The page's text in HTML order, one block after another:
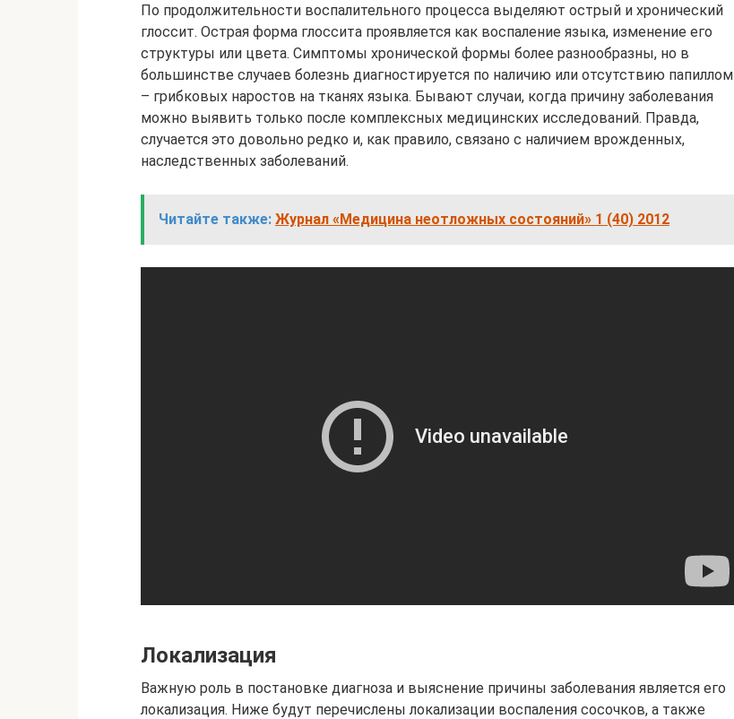
По продолжительности воспалительного процесса выделяют острый и хронический
глоссит. Острая форма глоссита проявляется как воспаление языка, изменение его
структуры или цвета. Симптомы хронической формы более разнообразны, но в
большинстве случаев болезнь диагностируется по наличию или отсутствию папиллом
– грибковых наростов на тканях языка. Бывают случаи, когда причину заболевания
можно выявить только после комплексных медицинских исследований. Правда,
случается это довольно редко и, как правило, связано с наличием врожденных,
наследственных заболеваний.
Читайте также: Журнал «Медицина неотложных состояний» 1 (40) 2012
Локализация
Важную роль в постановке диагноза и выяснение причины заболевания является его
локализация. Ниже будут перечислены локализации воспаления сосочков, а также